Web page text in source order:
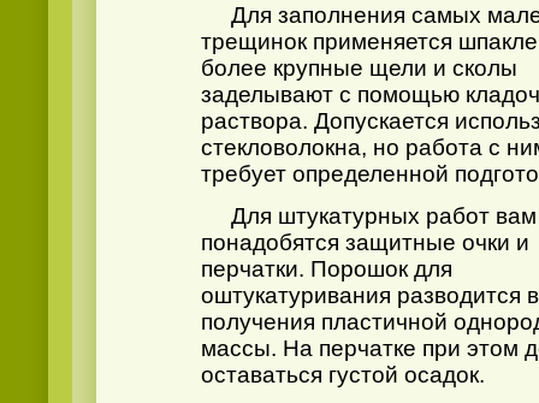
Для заполнения самых
трещинок применяется
более крупные щели и сколы
заделывают с помощью
раствора. Допускается
стекловолокна, но работа с
требует определенной
Для штукатурных работ вам
понадобятся защитные очки и
перчатки. Порошок для
оштукатуривания разводится
получения пластичной
массы. На перчатке при этом
оставаться густой осадок.